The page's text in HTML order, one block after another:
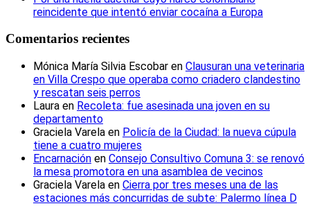
reincidente que intentó enviar cocaína a Europa
Comentarios recientes
Mónica María Silvia Escobar en Clausuran una veterinaria
en Villa Crespo que operaba como criadero clandestino
y rescatan seis perros
Laura en Recoleta: fue asesinada una joven en su
departamento
Graciela Varela en Policía de la Ciudad: la nueva cúpula
tiene a cuatro mujeres
Encarnación en Consejo Consultivo Comuna 3: se renovó
la mesa promotora en una asamblea de vecinos
Graciela Varela en Cierra por tres meses una de las
estaciones más concurridas de subte: Palermo línea D